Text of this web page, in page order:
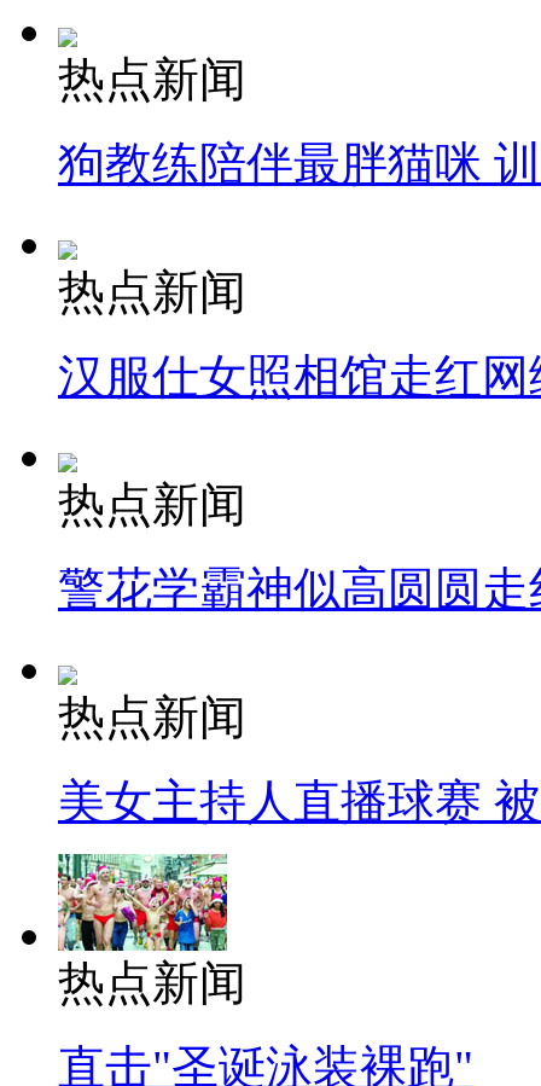
热点新闻
狗教练陪伴最胖猫咪
热点新闻
汉服仕女照相馆走红网
热点新闻
警花学霸神似高圆圆走
热点新闻
美女主持人直播球赛
热点新闻
直击"圣诞泳装裸跑"